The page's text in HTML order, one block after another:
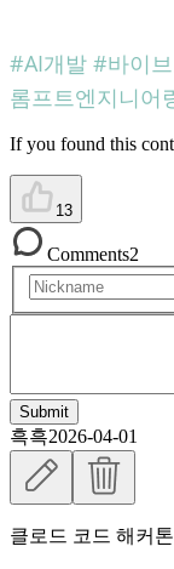
#AI개발 #바이
롬프트엔지니어
If you found this
13
Comments2
Submit
흑흑2026-04-01
클로드 코드 해커